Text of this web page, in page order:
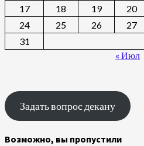
17
18 19 20
24
25 26 27
31
« Июл
Задать вопрос декану
Возможно, вы пропустили